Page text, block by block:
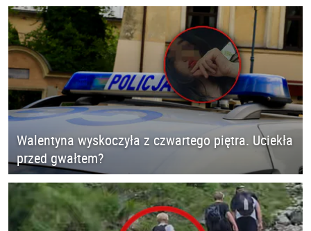
Walentyna wyskoczyła z czwartego piętra. Uciekła
przed gwałtem?